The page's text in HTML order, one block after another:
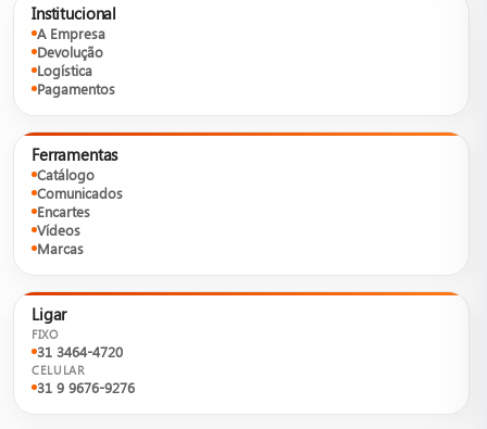
Institucional
A Empresa
Devolução
Logística
Pagamentos
Ferramentas
Catálogo
Comunicados
Encartes
Vídeos
Marcas
Ligar
FIXO
31 3464-4720
CELULAR
31 9 9676-9276